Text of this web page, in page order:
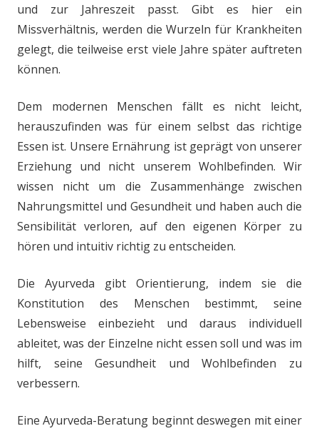
und zur Jahreszeit passt. Gibt es hier ein
Missverhältnis, werden die Wurzeln für Krankheiten
gelegt, die teilweise erst viele Jahre später auftreten
können.
Dem modernen Menschen fällt es nicht leicht,
herauszufinden was für einem selbst das richtige
Essen ist. Unsere Ernährung ist geprägt von unserer
Erziehung und nicht unserem Wohlbefinden. Wir
wissen nicht um die Zusammenhänge zwischen
Nahrungsmittel und Gesundheit und haben auch die
Sensibilität verloren, auf den eigenen Körper zu
hören und intuitiv richtig zu entscheiden.
Die Ayurveda gibt Orientierung, indem sie die
Konstitution des Menschen bestimmt, seine
Lebensweise einbezieht und daraus individuell
ableitet, was der Einzelne nicht essen soll und was im
hilft, seine Gesundheit und Wohlbefinden zu
verbessern.
Eine Ayurveda-Beratung beginnt deswegen mit einer